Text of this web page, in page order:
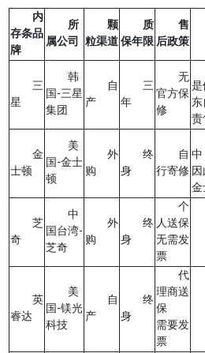
内
存条品
牌
所
属公司
颗
粒渠道
质
保年限
售
后政策
三
星
韩
国-三星
集团
自
产
三
年
无
官方保
修
是
东
责
金
士顿
美
国-金士
顿
外
购
终
身
自
行寄修
中
金
芝
奇
中
国台湾-
芝奇
外
购
终
身
个
人送保
无需发
票
英
睿达
美
国-镁光
科技
自
产
终
身
代
理商送
保
需要发
票